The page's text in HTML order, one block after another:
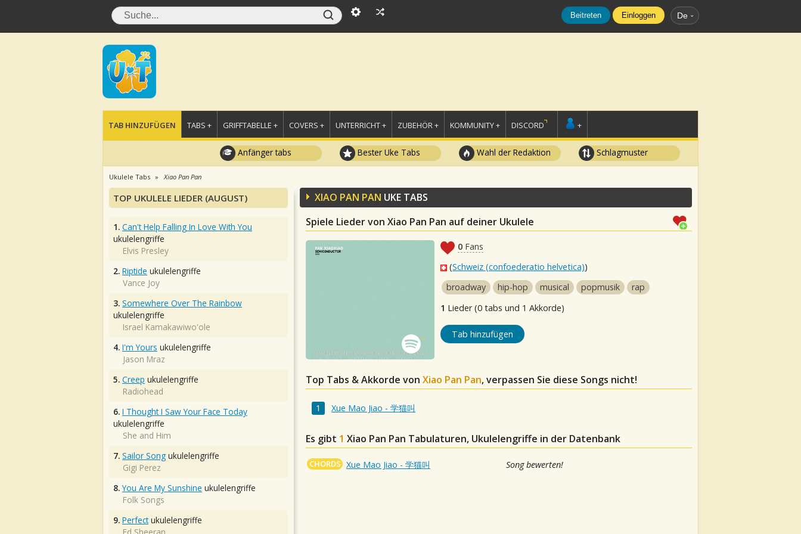
Beitreten Einloggen De
TAB HINZUFÜGEN TABS + GRIFFTABELLE + COVERS + UNTERRICHT + ZUBEHÖR + KOMMUNITY + DISCORD +
Anfänger tabs Bester Uke Tabs Wahl der Redaktion Schlagmuster
Ukulele Tabs Xiao Pan Pan
XIAO PAN PAN UKE TABS
Spiele Lieder von Xiao Pan Pan auf deiner Ukulele
0 Fans
(Schweiz (confoederatio helvetica))
broadway
hip-hop musical popmusik
rap
1 Lieder (0 tabs und 1 Akkorde)
Tab hinzufügen
Top Tabs & Akkorde von Xiao Pan Pan, verpassen Sie diese Songs nicht!
Xue Mao Jiao - 学猫叫
Es gibt 1 Xiao Pan Pan Tabulaturen, Ukulelengriffe in der Datenbank
CHORDS Xue Mao Jiao - 学猫叫 Song bewerten!
TOP UKULELE LIEDER (AUGUST)
1. Can't Help Falling In Love With You
ukulelengriffe
Elvis Presley
2. Riptide ukulelengriffe
Vance Joy
3. Somewhere Over The Rainbow
ukulelengriffe
Israel Kamakawiwo'ole
4. I'm Yours ukulelengriffe
Jason Mraz
5. Creep ukulelengriffe
Radiohead
6. I Thought I Saw Your Face Today
ukulelengriffe
She and Him
7. Sailor Song ukulelengriffe
Gigi Perez
8. You Are My Sunshine ukulelengriffe
Folk Songs
9. Perfectukulelengriffe